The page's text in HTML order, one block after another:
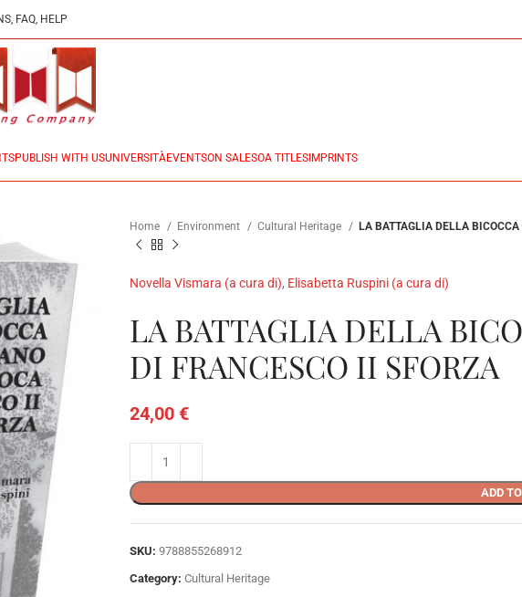
FAQ, HELP
PUBLISH WITH USUNIVERSITÀEVENTSON SALESOA TITLES IMPRINTS
Home Environment Cultural Heritage LA BATTAGLIA DELLA
Novella Vismara (a cura di), Elisabetta Ruspini (a cura di)
LA BATTAGLIA DELLA
DI FRANCESCO II SFORZA
24,00 €
ADD
SKU: 9788855268912
Category: Cultural Heritage